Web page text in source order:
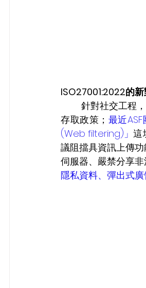
ISO27001:2022的
針對社交工程
存取政策； 最近
(Web filtering)」這
議阻擋具資訊上傳
伺服器、嚴禁分享
隱私資料、彈出式